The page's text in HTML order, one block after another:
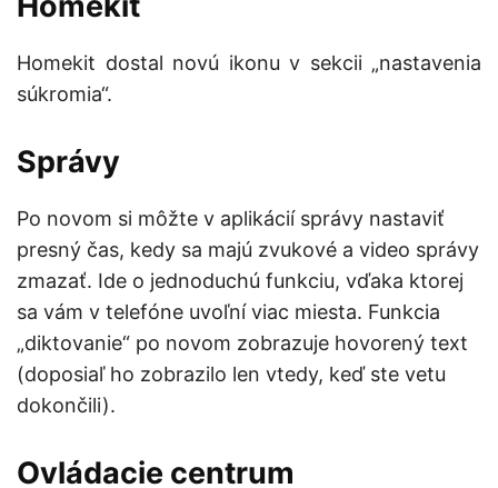
Homekit dostal novú ikonu v sekcii „nastavenia
súkromia“.
Správy
Po novom si môžte v aplikácií správy nastaviť
presný čas, kedy sa majú zvukové a video správy
zmazať. Ide o jednoduchú funkciu, vďaka ktorej
sa vám v telefóne uvoľní viac miesta. Funkcia
„diktovanie“ po novom zobrazuje hovorený text
(doposiaľ ho zobrazilo len vtedy, keď ste vetu
dokončili).
Ovládacie centrum